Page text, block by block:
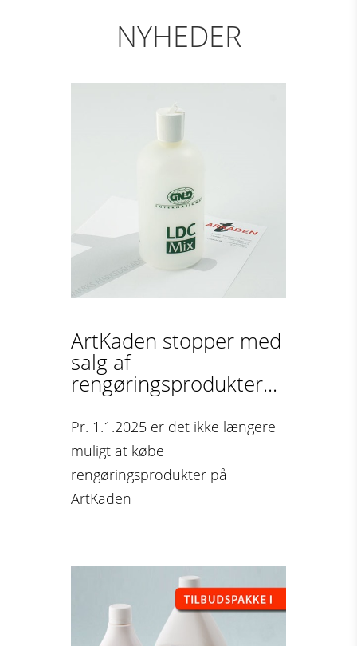
NYHEDER
ArtKaden stopper med
salg af
rengøringsprodukter...
Pr. 1.1.2025 er det ikke længere
muligt at købe
rengøringsprodukter på
ArtKaden